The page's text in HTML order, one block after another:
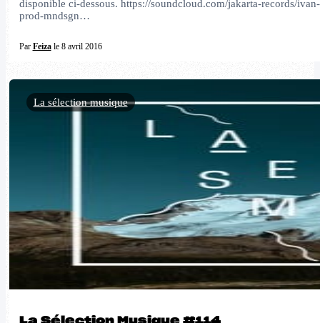
disponible ci-dessous. https://soundcloud.com/jakarta-records/
prod-mndsgn…
Par Feizale 8 avril 2016
La sélection musique